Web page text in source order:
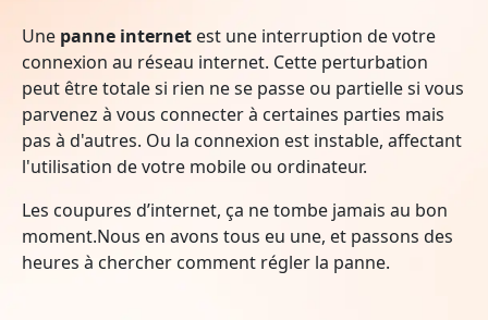
Une panne internet est une interruption de votre
connexion au réseau internet. Cette perturbation
peut être totale si rien ne se passe ou partielle si vous
parvenez à vous connecter à certaines parties mais
pas à d'autres. Ou la connexion est instable, affectant
l'utilisation de votre mobile ou ordinateur.
Les coupures d’internet, ça ne tombe jamais au bon
moment.Nous en avons tous eu une, et passons des
heures à chercher comment régler la panne.